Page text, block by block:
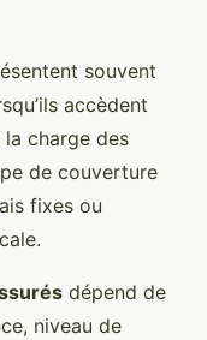
souvent
accèdent
charge des
de couverture
fixes ou
dépend de
niveau de